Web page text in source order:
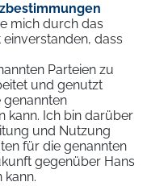
mich durch das
dass
Parteien zu
und genutzt
kann. Ich bin darüber
und Nutzung
für die genannten
gegenüber Hans
kann.